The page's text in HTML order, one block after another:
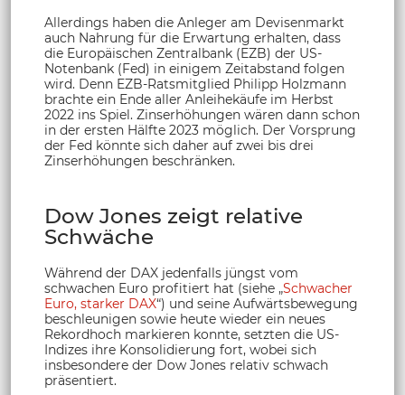
Allerdings haben die Anleger am Devisenmarkt
auch Nahrung für die Erwartung erhalten, dass
die Europäischen Zentralbank (EZB) der US-
Notenbank (Fed) in einigem Zeitabstand folgen
wird. Denn EZB-Ratsmitglied Philipp Holzmann
brachte ein Ende aller Anleihekäufe im Herbst
2022 ins Spiel. Zinserhöhungen wären dann schon
in der ersten Hälfte 2023 möglich. Der Vorsprung
der Fed könnte sich daher auf zwei bis drei
Zinserhöhungen beschränken.
Dow Jones zeigt relative
Schwäche
Während der DAX jedenfalls jüngst vom
schwachen Euro profitiert hat (siehe „Schwacher
Euro, starker DAX“) und seine Aufwärtsbewegung
beschleunigen sowie heute wieder ein neues
Rekordhoch markieren konnte, setzten die US-
Indizes ihre Konsolidierung fort, wobei sich
insbesondere der Dow Jones relativ schwach
präsentiert.